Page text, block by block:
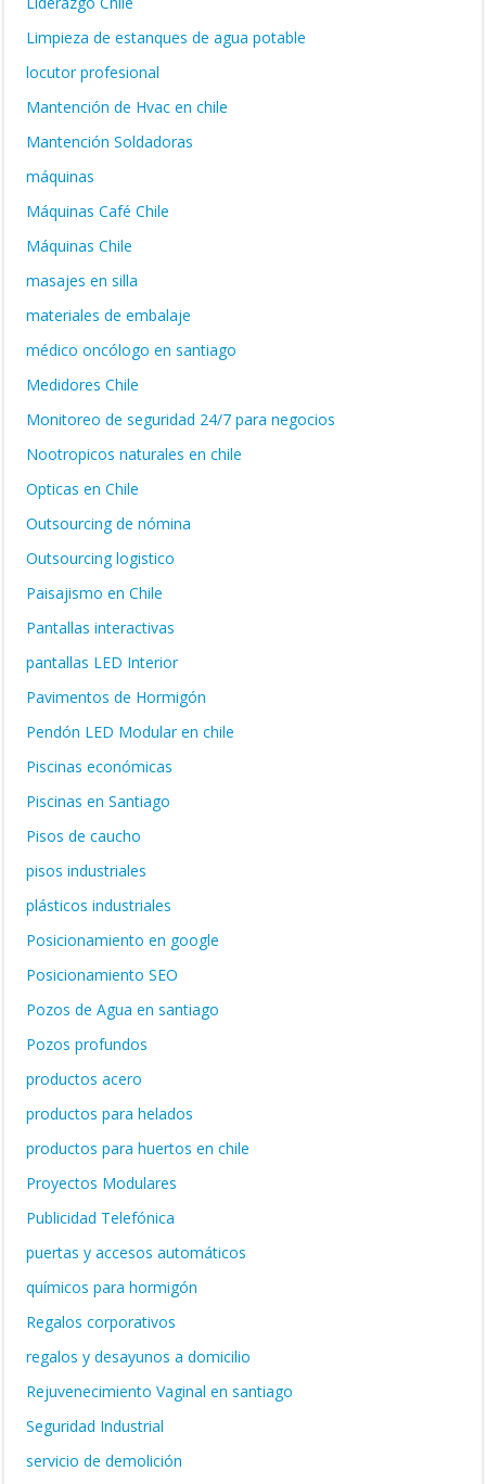
Limpieza de estanques de agua potable
locutor profesional
Mantención de Hvac en chile
Mantención Soldadoras
máquinas
Máquinas Café Chile
Máquinas Chile
masajes en silla
materiales de embalaje
médico oncólogo en santiago
Medidores Chile
Monitoreo de seguridad 24/7 para negocios
Nootropicos naturales en chile
Opticas en Chile
Outsourcing de nómina
Outsourcing logistico
Paisajismo en Chile
Pantallas interactivas
pantallas LED Interior
Pavimentos de Hormigón
Pendón LED Modular en chile
Piscinas económicas
Piscinas en Santiago
Pisos de caucho
pisos industriales
plásticos industriales
Posicionamiento en google
Posicionamiento SEO
Pozos de Agua en santiago
Pozos profundos
productos acero
productos para helados
productos para huertos en chile
Proyectos Modulares
Publicidad Telefónica
puertas y accesos automáticos
químicos para hormigón
Regalos corporativos
regalos y desayunos a domicilio
Rejuvenecimiento Vaginal en santiago
Seguridad Industrial
servicio de demolición